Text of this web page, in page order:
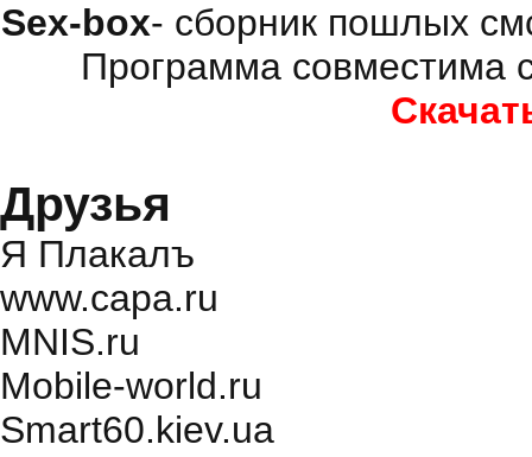
Sex-box- сборник пошлых
Программа совместима
Друзья
Я Плакалъ
www.capa.ru
MNIS.ru
Mobile-world.ru
Smart60.kiev.ua